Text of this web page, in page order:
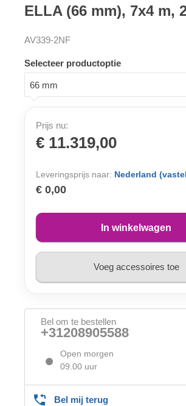
ELLA (66 mm), 7x4 m,
AV339-2NF
Selecteer productoptie
66 mm
Prijs nu:
€ 11.319,00
Leveringsprijs naar: Nederland
€ 0,00
In winkelwagen
Voeg accessoires toe
Bel om te bestellen
+31208905588
Open morgen
09.00 uur
Bel mij terug